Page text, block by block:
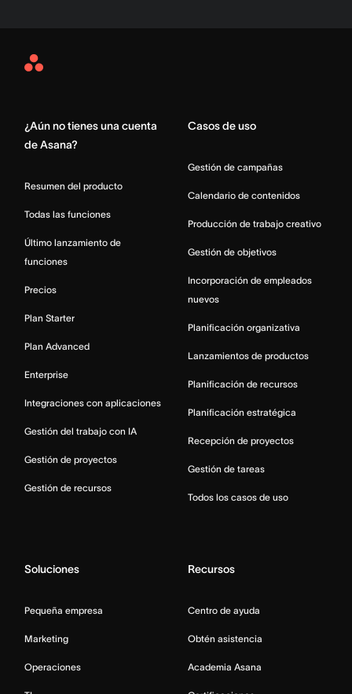
Asana
¿Aún no tienes una cuenta
de Asana?
Resumen del producto
Todas las funciones
Último lanzamiento de
funciones
Precios
Plan Starter
Plan Advanced
Enterprise
Integraciones con aplicaciones
Gestión del trabajo con IA
Gestión de proyectos
Gestión de recursos
Casos de uso
Gestión de campañas
Calendario de contenidos
Producción de trabajo creativo
Gestión de objetivos
Incorporación de empleados
nuevos
Planificación organizativa
Lanzamientos de productos
Planificación de recursos
Planificación estratégica
Recepción de proyectos
Gestión de tareas
Todos los casos de uso
Soluciones
Pequeña empresa
Marketing
Operaciones
Recursos
Centro de ayuda
Obtén asistencia
Academia Asana